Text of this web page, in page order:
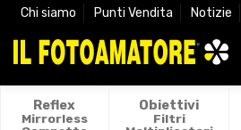
Chi siamo Punti Vendita Notizie
Reflex
Mirrorless
Obiettivi
Filtri